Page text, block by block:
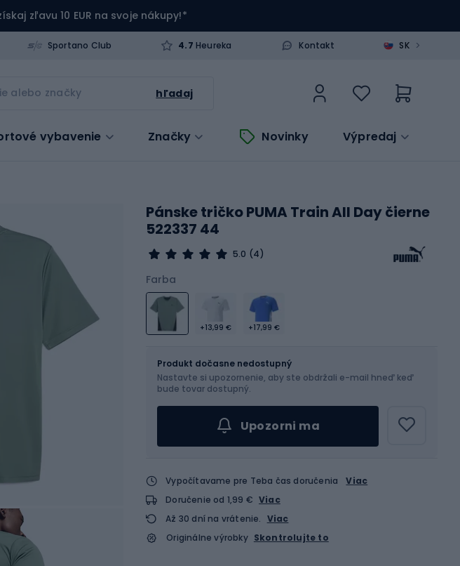
zľavu 10 EUR na svoje nákupy!*
Sportano Club 4.7 Heureka Kontakt SK >
hľadaj
vybavenie Značky Novinky Výpredaj
Pánske tričko PUMA Train All Day čierne
522337 44
5.0 (4)
Farba
+13,99 € +17,99 €
Vyber veľkosť...
Produkt dočasne nedostupný
Nastavte si upozornenie, aby ste obdržali e-mail hneď keď
bude tovar dostupný.
Upozorni ma
Vypočítavame pre Teba čas doručenia
Viac
Doručenie od 1,99 € Viac
Až 30 dní na vrátenie. Viac
Originálne výrobky Skontrolujte to